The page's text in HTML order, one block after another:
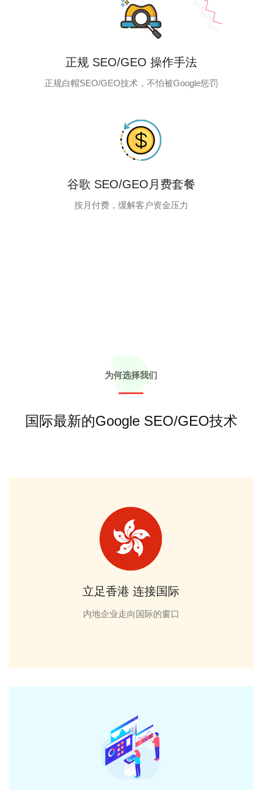
正规 SEO/GEO 操作手法
正规白帽SEO/GEO技术，不怕被Google惩罚
谷歌 SEO/GEO月费套餐
按月付费，缓解客户资金压力
为何选择我们
国际最新的Google SEO/GEO技术
立足香港 连接国际
内地企业走向国际的窗口